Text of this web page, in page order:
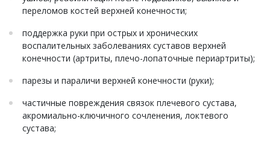
переломов костей верхней конечности;
поддержка руки при острых и хронических
воспалительных заболеваниях суставов верхней
конечности (артриты, плечо-лопаточные периартриты);
парезы и параличи верхней конечности (руки);
частичные повреждения связок плечевого сустава,
акромиально-ключичного сочленения, локтевого
сустава;